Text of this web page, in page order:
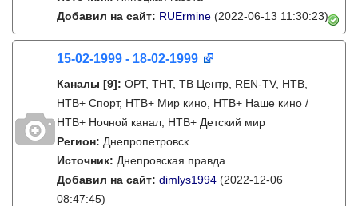
Добавил на сайт: RUErmine (2022-06-13 11:30:23)
15-02-1999 - 18-02-1999
Каналы [9]: ОРТ, ТНТ, ТВ Центр, REN-TV, НТВ,
НТВ+ Спорт, НТВ+ Мир кино, НТВ+ Наше кино /
НТВ+ Ночной канал, НТВ+ Детский мир
Регион: Днепропетровск
Источник: Днепровская правда
Добавил на сайт: dimlys1994 (2022-12-06
08:47:45)